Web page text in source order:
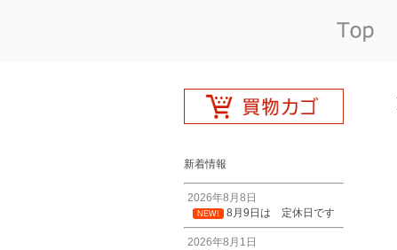
新着情報
2026年8月8日
NEW! 8月9日は 定休日です
2026年8月1日